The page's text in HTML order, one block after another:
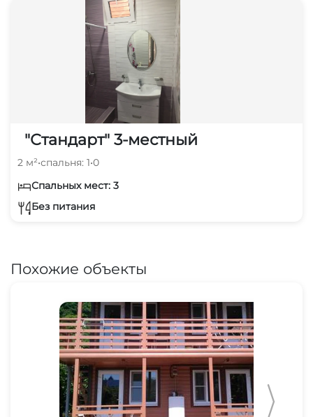
"Стандарт" 3-местный
2 м²•спальня: 1•0
Спальных мест: 3
Без питания
Похожие объекты